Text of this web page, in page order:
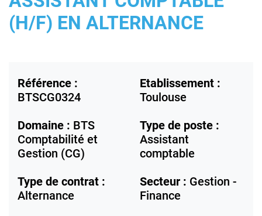
(H/F) EN ALTERNANCE
Référence :
BTSCG0324
Etablissement :
Toulouse
Domaine : BTS
Comptabilité et
Gestion (CG)
Type de poste :
Assistant
comptable
Type de contrat :
Alternance
Secteur : Gestion -
Finance